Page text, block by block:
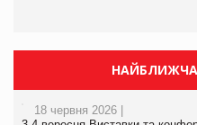
НАЙБЛИЖЧА
18 червня 2026 |